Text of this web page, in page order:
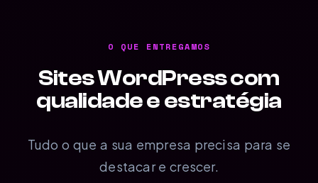
O QUE ENTREGAMOS
Sites WordPress com
qualidade e estratégia
Tudo o que a sua empresa precisa para se
destacar e crescer.